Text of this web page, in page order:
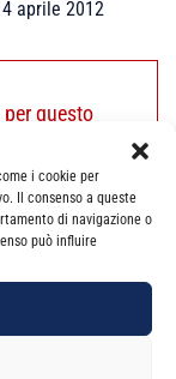
i cookie per
Il consenso a queste
di navigazione o
può influire
aprile 2012
questo
Il trust→